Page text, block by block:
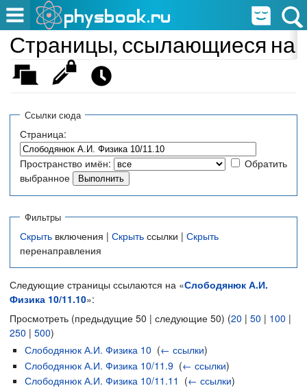
Страницы, ссылающиеся на
Ссылки сюда
Страница:
Пространство имён:
Обратить
выбранное
Фильтры
Скрыть включения | Скрыть ссылки | Скрыть
перенаправления
Следующие страницы ссылаются на «Слободянюк А.И.
Физика 10/11.10»:
Просмотреть (предыдущие 50 | следующие 50) (20 | 50 | 100 |
250 | 500)
Слободянюк А.И. Физика 10 (← ссылки)
Слободянюк А.И. Физика 10/11.9 (← ссылки)
Слободянюк А.И. Физика 10/11.11 (← ссылки)